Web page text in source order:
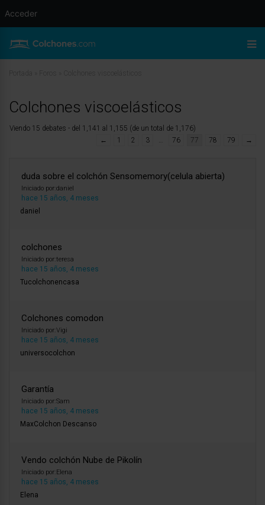
Colchones viscoelásticos
Viendo 15 debates - del 1,141 al 1,155 (de un total de 1,176)
←
1 2 3 … 76 77 78 79 →
duda sobre el colchón Sensomemory(celula abierta)
Iniciado por:daniel
hace 15 años, 4 meses
daniel
colchones
Iniciado por:teresa
hace 15 años, 4 meses
Tucolchonencasa
Colchones comodon
Iniciado por:Vigi
hace 15 años, 4 meses
universocolchon
Garantía
Iniciado por:Sam
hace 15 años, 4 meses
MaxColchon Descanso
Vendo colchón Nube de Pikolín
Iniciado por:Elena
hace 15 años, 4 meses
Elena
Acceder